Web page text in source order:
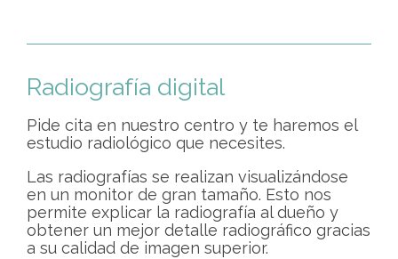
Radiografía digital
Pide cita en nuestro centro y te haremos el
estudio radiológico que necesites.
Las radiografías se realizan visualizándose
en un monitor de gran tamaño. Esto nos
permite explicar la radiografía al dueño y
obtener un mejor detalle radiográfico gracias
a su calidad de imagen superior.